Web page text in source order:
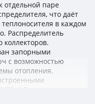
отдельной паре
что даёт
в каждом
Распределитель
коллекторов.
запорными
с возможностью
отопления.
и колпачками
зонального